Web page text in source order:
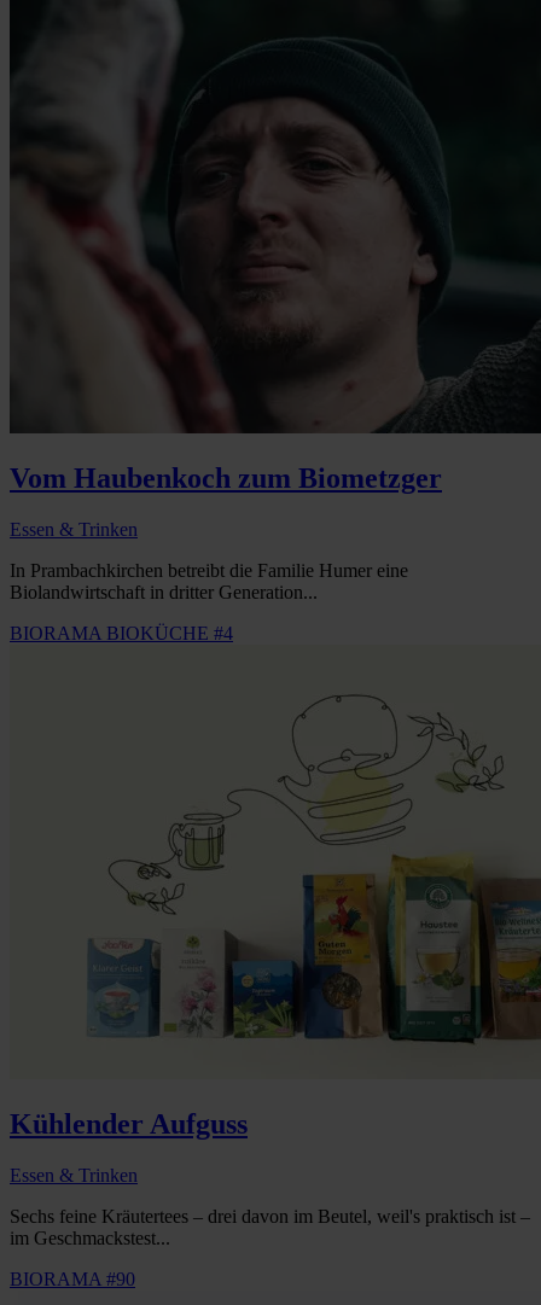
Vom Haubenkoch zum Biometzger
Essen & Trinken
In Prambachkirchen betreibt die Familie Humer eine
Biolandwirtschaft in dritter Generation...
BIORAMA BIOKÜCHE #4
Kühlender Aufguss
Essen & Trinken
Sechs feine Kräutertees – drei davon im Beutel, weil's praktisch ist –
im Geschmackstest...
BIORAMA #90